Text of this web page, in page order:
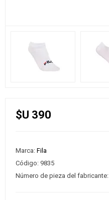
$U 390
Marca: Fila
Código: 9835
Número de pieza del fabricante: